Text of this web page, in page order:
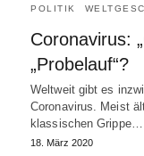
POLITIK
Coronavirus:
„Probelauf“?
Weltweit gibt es
Coronavirus. Meist
klassischen Grippe…
18. März 2020